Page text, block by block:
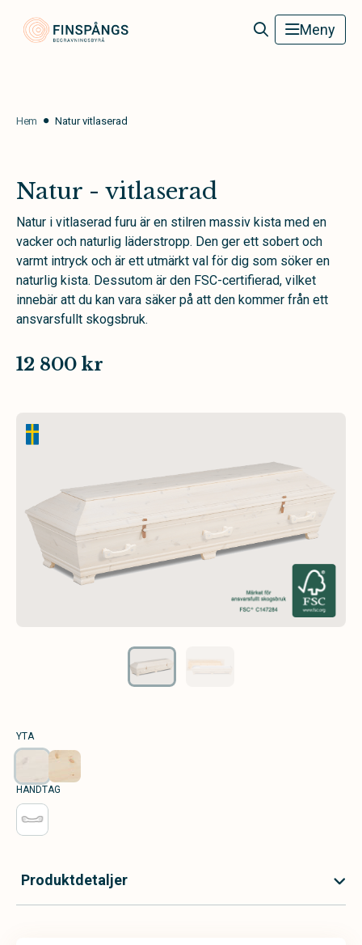
Finspångs Begravningsbyrå Meny
Hem Natur vitlaserad
Natur - vitlaserad
Natur i vitlaserad furu är en stilren massiv kista med en
vacker och naturlig läderstropp. Den ger ett sobert och
varmt intryck och är ett utmärkt val för dig som söker en
naturlig kista. Dessutom är den FSC-certifierad, vilket
innebär att du kan vara säker på att den kommer från ett
ansvarsfullt skogsbruk.
12 800 kr
YTA
HANDTAG
Produktdetaljer